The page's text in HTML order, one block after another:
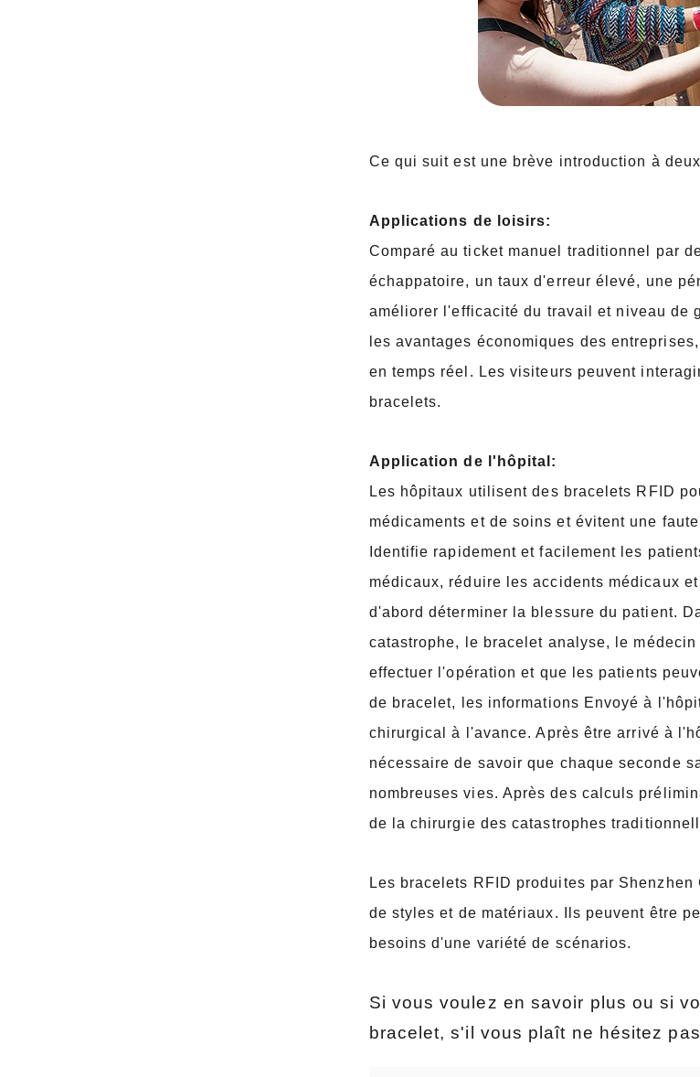
Ce qui suit est une brève introduction à
Applications de loisirs:
Comparé au ticket manuel traditionnel par
échappatoire, un taux d'erreur élevé, une
améliorer l'efficacité du travailet niveau de
les avantages économiques des
en temps réel. Les visiteurs peuvent
bracelets.
Application de l'hôpital:
Les hôpitaux utilisent des bracelets RFID
médicaments et de soins et évitent une
Identifie rapidement et facilement les
médicaux, réduire les accidents médicaux
d'abord déterminer la blessure du patient.
catastrophe, le bracelet analyse, le
effectuer l'opération et que les patients
de bracelet, les informations Envoyé à
chirurgical à l'avance. Après être arrivé à
nécessaire de savoir que chaque seconde
nombreuses vies. Après des calculs
de la chirurgie des catastrophes
Les bracelets RFID produites par
de styles et de matériaux. Ils peuvent être
besoins d'une variété de scénarios.
Si vous voulez en savoir plus ou si
bracelet, s'il vous plaît ne hésitez